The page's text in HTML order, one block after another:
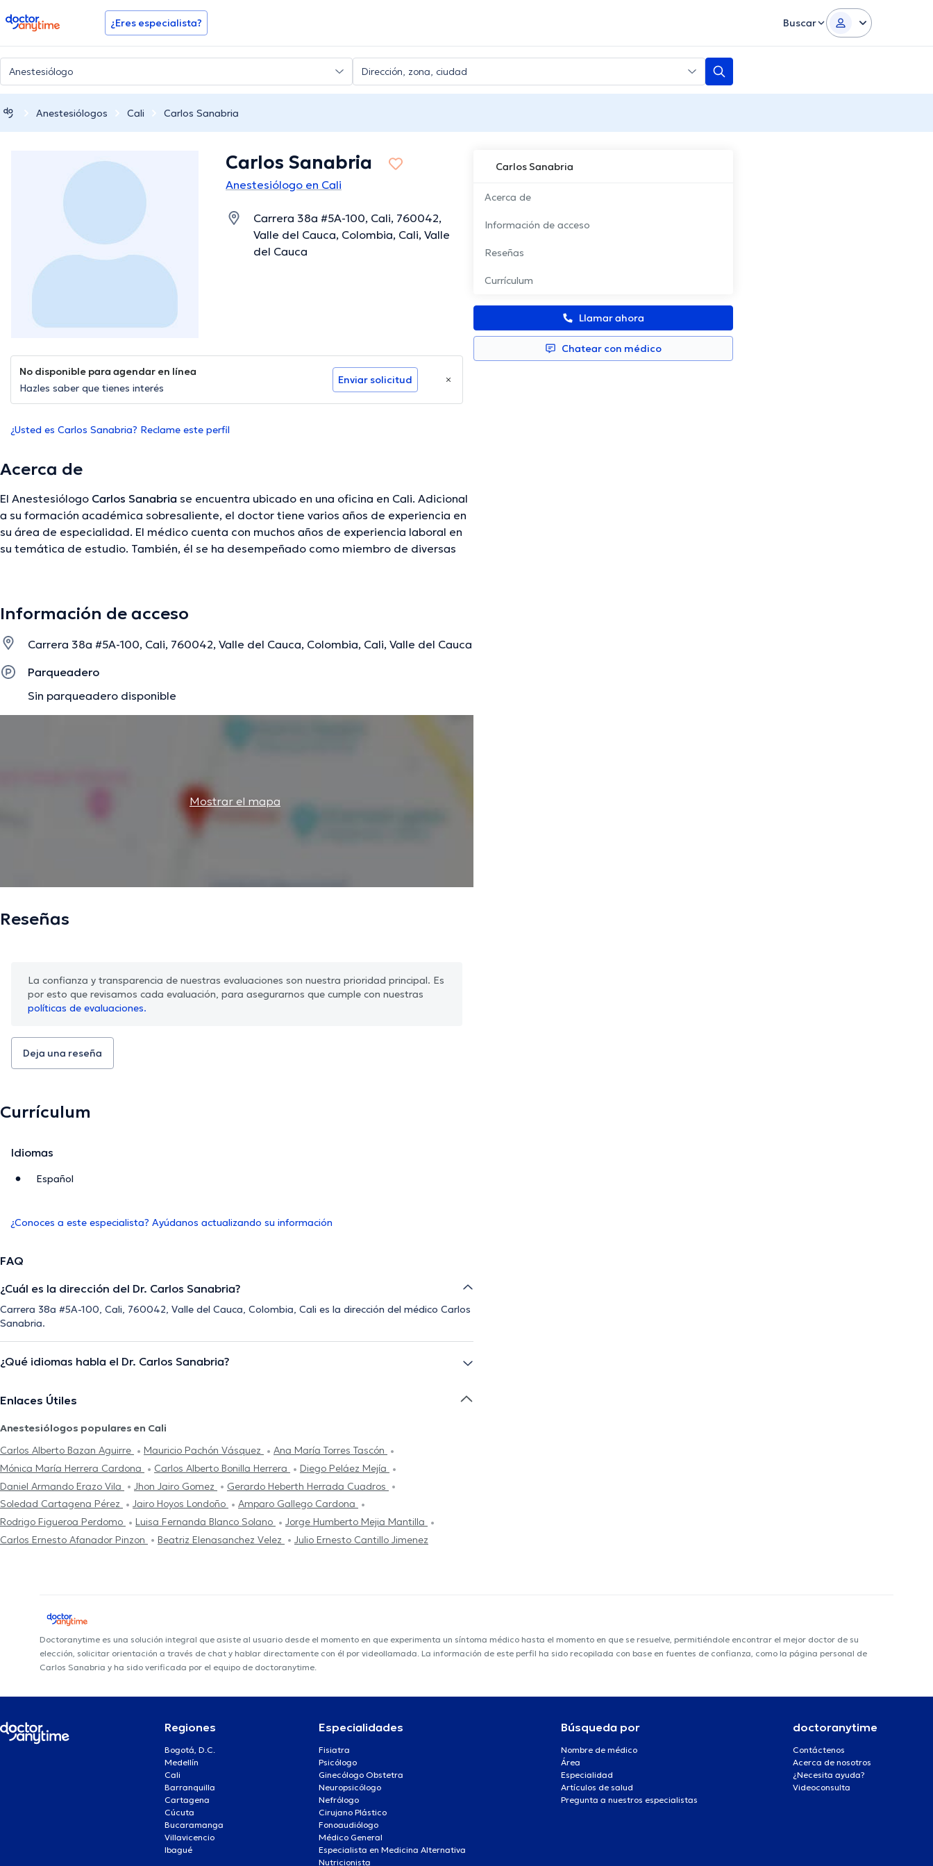
doctoranytime ¿Eres especialista? Buscar
Anestesiólogos Cali Carlos Sanabria
Carlos Sanabria
Acerca de
Información de acceso
Reseñas
Currículum
Llamar ahora
Chatear con médico
Carlos Sanabria
Anestesiólogo en Cali
Carrera 38a #5A-100, Cali, 760042,
Valle del Cauca, Colombia, Cali, Valle
del Cauca
No disponible para agendar en línea
Hazles saber que tienes interés
Enviar solicitud
¿Usted es Carlos Sanabria? Reclame este perfil
Acerca de
El Anestesiólogo Carlos Sanabria se encuentra ubicado en una oficina en Cali. Adicional
a su formación académica sobresaliente, el doctor tiene varios años de experiencia en
su área de especialidad. El médico cuenta con muchos años de experiencia laboral en
su temática de estudio. También, él se ha desempeñado como miembro de diversas
su consultorio.
Información de acceso
Carrera 38a #5A-100, Cali, 760042, Valle del Cauca, Colombia, Cali, Valle del Cauca
Parqueadero
Sin parqueadero disponible
Mostrar el mapa
Reseñas
La confianza y transparencia de nuestras evaluaciones son nuestra prioridad principal. Es
por esto que revisamos cada evaluación, para asegurarnos que cumple con nuestras
políticas de evaluaciones.
Deja una reseña
Currículum
Idiomas
Español
¿Conoces a este especialista? Ayúdanos actualizando su información
FAQ
¿Cuál es la dirección del Dr. Carlos Sanabria?
Carrera 38a #5A-100, Cali, 760042, Valle del Cauca, Colombia, Cali es la dirección del médico Carlos
Sanabria.
¿Qué idiomas habla el Dr. Carlos Sanabria?
Enlaces Útiles
Anestesiólogos populares en Cali
Carlos Alberto Bazan Aguirre
Mauricio Pachón Vásquez
Ana María Torres Tascón
Mónica María Herrera Cardona
Carlos Alberto Bonilla Herrera
Diego Peláez Mejía
Daniel Armando Erazo Vila
Jhon Jairo Gomez
Gerardo Heberth Herrada Cuadros
Soledad Cartagena Pérez
Jairo Hoyos Londoño
Amparo Gallego Cardona
Rodrigo Figueroa Perdomo
Luisa Fernanda Blanco Solano
Jorge Humberto Mejia Mantilla
Carlos Ernesto Afanador Pinzon
Beatriz Elenasanchez Velez Julio Ernesto Cantillo Jimenez
Doctoranytime es una solución integral que asiste al usuario desde el momento en que experimenta un síntoma médico hasta el momento en que se resuelve, permitiéndole encontrar el mejor doctor de su
elección, solicitar orientación a través de chat y hablar directamente con él por videollamada. La información de este perfil ha sido recopilada con base en fuentes de confianza, como la página personal de
Carlos Sanabria y ha sido verificada por el equipo de doctoranytime.
Regiones
Bogotá, D.C.
Medellín
Cali
Barranquilla
Cartagena
Cúcuta
Bucaramanga
Villavicencio
Ibagué
Especialidades
Fisiatra
Psicólogo
Ginecólogo Obstetra
Neuropsicólogo
Nefrólogo
Cirujano Plástico
Fonoaudiólogo
Médico General
Especialista en Medicina Alternativa
Nutricionista
Búsqueda por
Nombre de médico
Área
Especialidad
Artículos de salud
Pregunta a nuestros especialistas
doctoranytime
Contáctenos
Acerca de nosotros
¿Necesita ayuda?
Videoconsulta